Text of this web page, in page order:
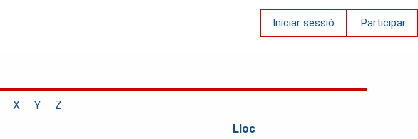
Iniciar sessió Participar
X Y
Z
Lloc